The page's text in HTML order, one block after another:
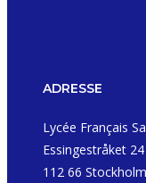
ADRESSE
Lycée Français
Essingestråket 24
112 66 Stockholm